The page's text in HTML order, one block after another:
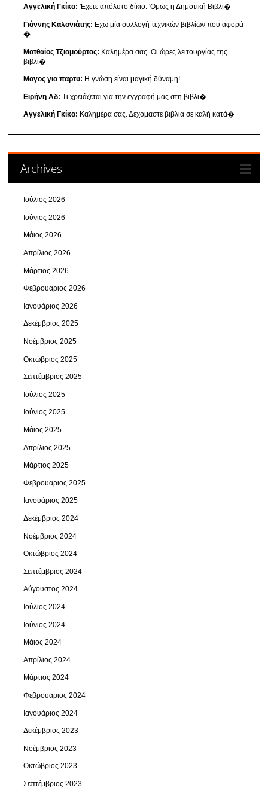
Αγγελική Γκίκα: 'Εχετε απόλυτο δίκιο. 'Ομως η Δημοτική Βιβλι�
Γιάννης Καλονιάτης: Εχω μία συλλογή τεχνικών βιβλίων που αφορά
�
Ματθαίος Τζιαμούρτας: Καλημέρα σας. Οι ώρες λειτουργίας της
βιβλι�
Μαγος για παρτυ: Η γνώση είναι μαγική δύναμη!
Ειρήνη Αδ: Τι χρειάζεται για την εγγραφή μας στη βιβλι�
Αγγελική Γκίκα: Καλημέρα σας. Δεχόμαστε βιβλία σε καλή κατά�
Archives
Ιούλιος 2026
Ιούνιος 2026
Μάιος 2026
Απρίλιος 2026
Μάρτιος 2026
Φεβρουάριος 2026
Ιανουάριος 2026
Δεκέμβριος 2025
Νοέμβριος 2025
Οκτώβριος 2025
Σεπτέμβριος 2025
Ιούλιος 2025
Ιούνιος 2025
Μάιος 2025
Απρίλιος 2025
Μάρτιος 2025
Φεβρουάριος 2025
Ιανουάριος 2025
Δεκέμβριος 2024
Νοέμβριος 2024
Οκτώβριος 2024
Σεπτέμβριος 2024
Αύγουστος 2024
Ιούλιος 2024
Ιούνιος 2024
Μάιος 2024
Απρίλιος 2024
Μάρτιος 2024
Φεβρουάριος 2024
Ιανουάριος 2024
Δεκέμβριος 2023
Νοέμβριος 2023
Οκτώβριος 2023
Σεπτέμβριος 2023